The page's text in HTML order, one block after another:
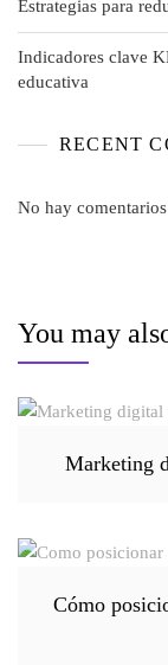
Estrategias para
Indicadores clave
educativa
RECENT
No hay
You may
Marketing
Cómo